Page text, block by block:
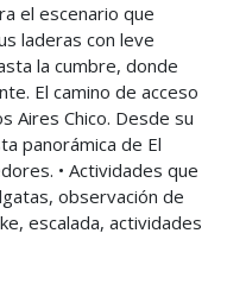
el escenario que
laderas con leve
la cumbre, donde
El camino de acceso
Aires Chico. Desde su
panorámica de El
• Actividades que
observación de
escalada, actividades